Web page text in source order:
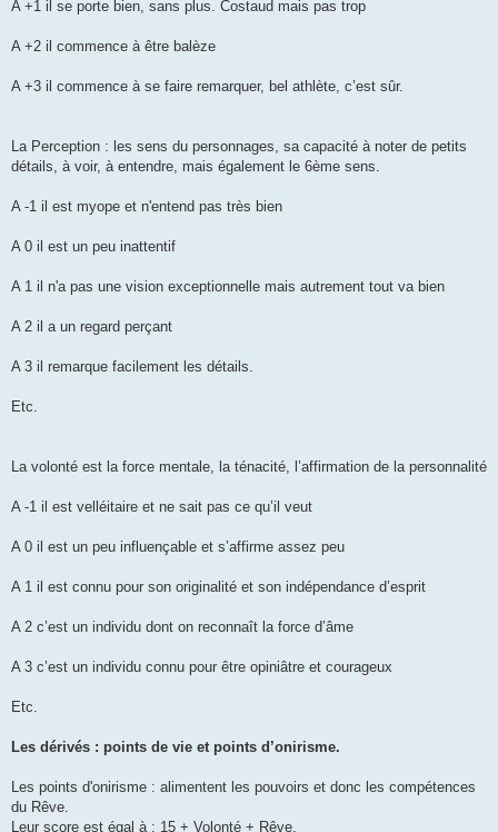
A +1 il se porte bien, sans plus. Costaud mais pas trop
A +2 il commence à être balèze
A +3 il commence à se faire remarquer, bel athlète, c’est sûr.
La Perception : les sens du personnages, sa capacité à noter de petits
détails, à voir, à entendre, mais également le 6ème sens.
A -1 il est myope et n'entend pas très bien
A 0 il est un peu inattentif
A 1 il n'a pas une vision exceptionnelle mais autrement tout va bien
A 2 il a un regard perçant
A 3 il remarque facilement les détails.
Etc.
La volonté est la force mentale, la ténacité, l’affirmation de la personnalité
A -1 il est velléitaire et ne sait pas ce qu’il veut
A 0 il est un peu influençable et s’affirme assez peu
A 1 il est connu pour son originalité et son indépendance d’esprit
A 2 c’est un individu dont on reconnaît la force d’âme
A 3 c’est un individu connu pour être opiniâtre et courageux
Etc.
Les dérivés : points de vie et points d’onirisme.
Les points d'onirisme : alimentent les pouvoirs et donc les compétences
du Rêve.
Leur score est égal à : 15 + Volonté + Rêve.